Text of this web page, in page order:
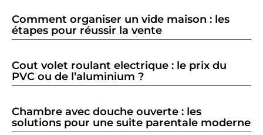
Comment organiser un vide maison : les
étapes pour réussir la vente
Cout volet roulant electrique : le prix du
PVC ou de l’aluminium ?
Chambre avec douche ouverte : les
solutions pour une suite parentale moderne